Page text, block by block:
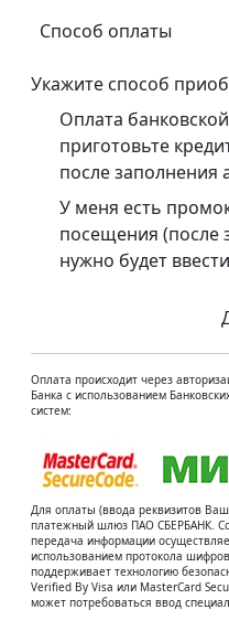
Способ оплаты
Укажите способ
Оплата
приготовьте
после заполнения
У меня есть
посещения (после
нужно будет
Оплата происходит через
Банка с использованием
систем:
Для оплаты (ввода реквизитов
платежный шлюз ПАО СБЕРБАНК.
передача информации
использованием протокола
поддерживает технологию
Verified By Visa или MasterCard
может потребоваться ввод